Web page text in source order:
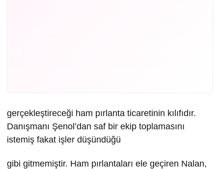
gerçekleştireceği ham pırlanta ticaretinin kılıfıdır.
Danışmanı Şenol’dan saf bir ekip toplamasını
istemiş fakat işler düşündüğü
gibi gitmemiştir. Ham pırlantaları ele geçiren Nalan,